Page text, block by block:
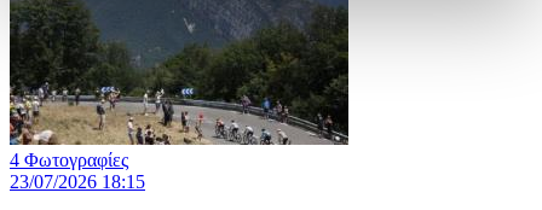
4 Φωτογραφίες
23/07/2026 18:15